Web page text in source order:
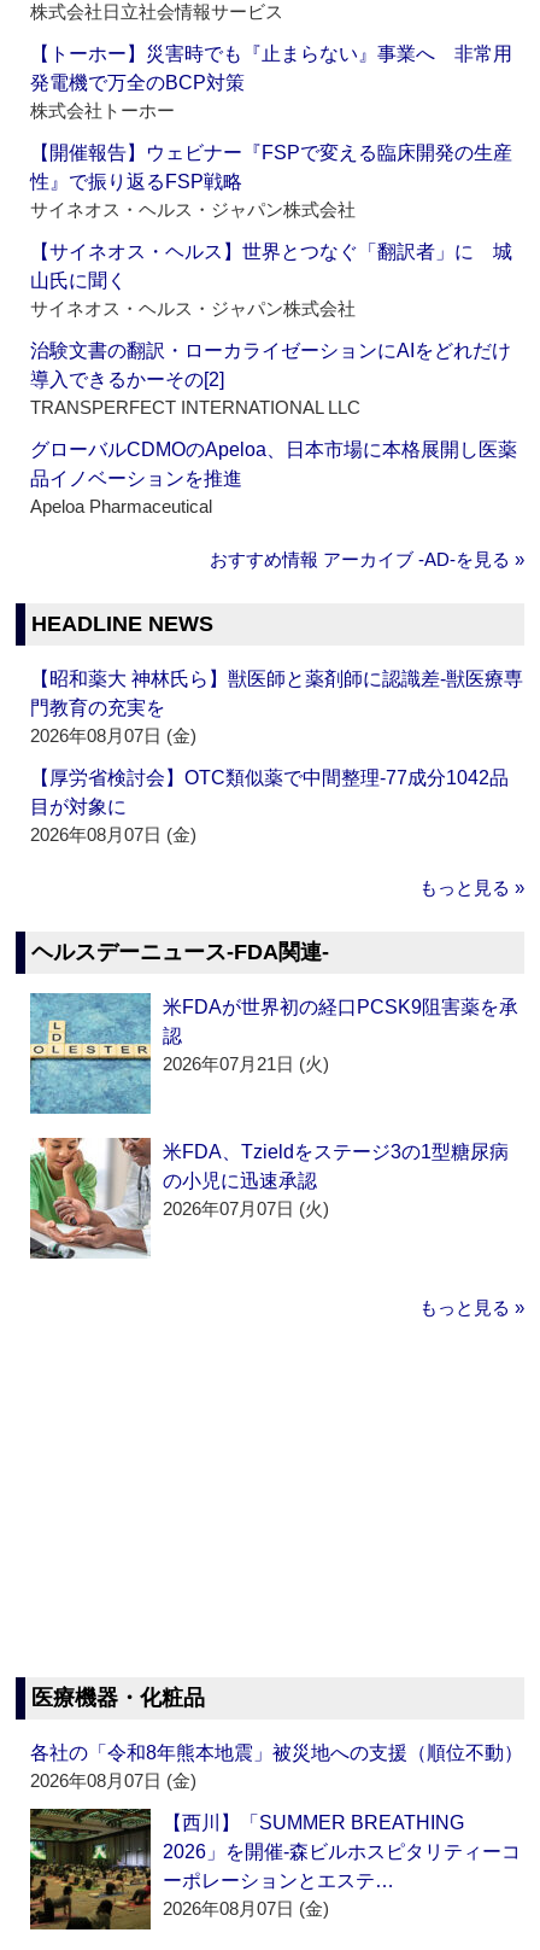
株式会社日立社会情報サービス
【トーホー】災害時でも『止まらない』事業へ 非常用
発電機で万全のBCP対策
株式会社トーホー
【開催報告】ウェビナー『FSPで変える臨床開発の生産
性』で振り返るFSP戦略
サイネオス・ヘルス・ジャパン株式会社
【サイネオス・ヘルス】世界とつなぐ「翻訳者」に 城
山氏に聞く
サイネオス・ヘルス・ジャパン株式会社
治験文書の翻訳・ローカライゼーションにAIをどれだけ
導入できるかーその[2]
TRANSPERFECT INTERNATIONAL LLC
グローバルCDMOのApeloa、日本市場に本格展開し医薬
品イノベーションを推進
Apeloa Pharmaceutical
おすすめ情報 アーカイブ ‐AD‐を見る »
HEADLINE NEWS
【昭和薬大 神林氏ら】獣医師と薬剤師に認識差‐獣医療専
門教育の充実を
2026年08月07日 (金)
【厚労省検討会】OTC類似薬で中間整理‐77成分1042品
目が対象に
2026年08月07日 (金)
もっと見る »
ヘルスデーニュース‐FDA関連‐
米FDAが世界初の経口PCSK9阻害薬を承
認
2026年07月21日 (火)
米FDA、Tzieldをステージ3の1型糖尿病
の小児に迅速承認
2026年07月07日 (火)
もっと見る »
医療機器・化粧品
各社の「令和8年熊本地震」被災地への支援（順位不動）
2026年08月07日 (金)
【西川】「SUMMER BREATHING
2026」を開催‐森ビルホスピタリティーコ
ーポレーションとエステ…
2026年08月07日 (金)